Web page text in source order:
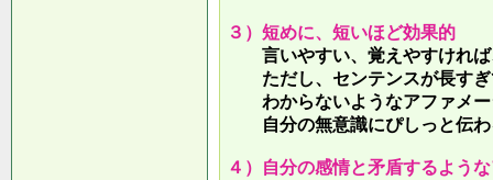
３）短めに、短いほど効果的
言いやすい、覚えやすければ
ただし、センテンスが長すぎ
わからないようなアファメー
自分の無意識にぴしっと伝わ
４）自分の感情と矛盾するよう